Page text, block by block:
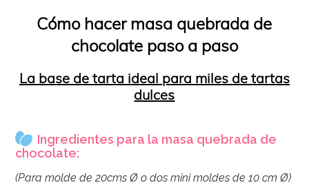
Cómo hacer masa quebrada de
chocolate paso a paso
La base de tarta ideal para miles de tartas
dulces
Ingredientes para la masa quebrada de
chocolate:
(Para molde de 20cms Ø o dos mini moldes de 10 cm Ø)